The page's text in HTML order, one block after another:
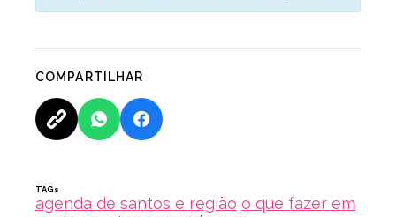
COMPARTILHAR
TAGs
agenda de santos e região o que fazer em